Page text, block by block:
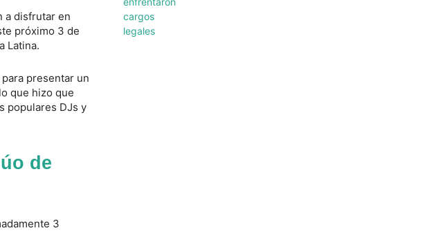
a disfrutar en
próximo 3 de
Latina.
presentar un
que hizo que
populares DJs y
de
3